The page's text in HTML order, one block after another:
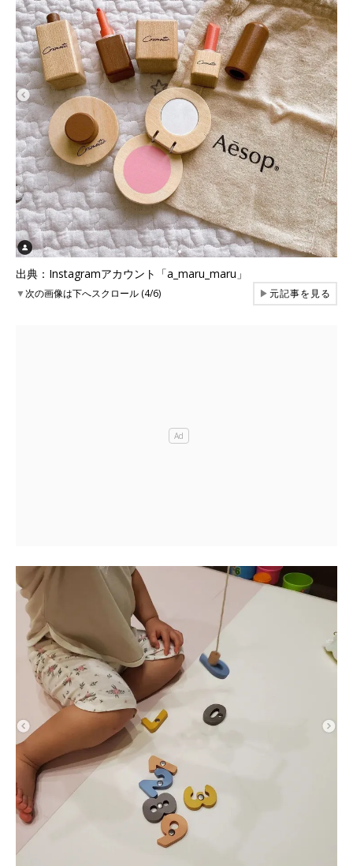
出典：Instagramアカウント「a_maru_maru」
▼次の画像は下へスクロール (4/6) ▶元記事を見る